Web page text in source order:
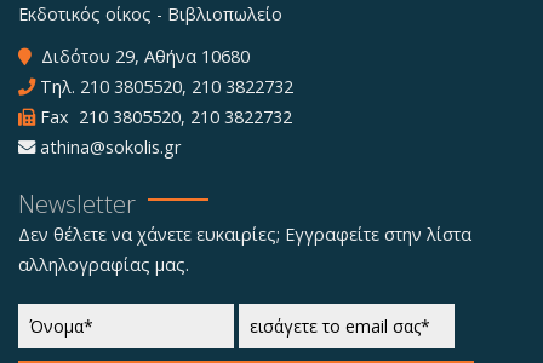
Εκδοτικός οίκος - Βιβλιοπωλείο
Διδότου 29, Αθήνα 10680
Τηλ. 210 3805520, 210 3822732
Fax 210 3805520, 210 3822732
athina@sokolis.gr
Newsletter
Δεν θέλετε να χάνετε ευκαιρίες; Εγγραφείτε στην λίστα
αλληλογραφίας μας.